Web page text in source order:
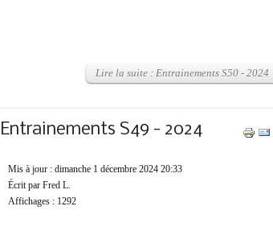
Lire la suite : Entrainements S50 - 2024
Entrainements S49 - 2024
Mis à jour : dimanche 1 décembre 2024 20:33
Écrit par Fred L.
Affichages : 1292